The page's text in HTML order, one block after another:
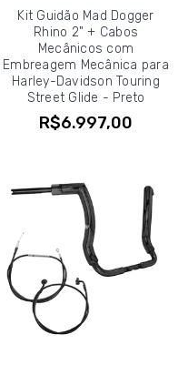
Kit Guidão Mad Dogger
Rhino 2" + Cabos
Mecânicos com
Embreagem Mecânica para
Harley-Davidson Touring
Street Glide - Preto
R$6.997,00